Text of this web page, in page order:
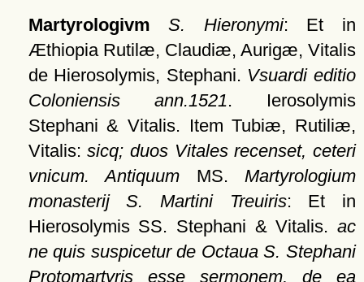
Martyrologivm S. Hieronymi: Et in
Æthiopia Rutilæ, Claudiæ, Aurigæ, Vitalis
de Hierosolymis, Stephani. Vsuardi editio
Coloniensis ann.1521. Ierosolymis
Stephani & Vitalis. Item Tubiæ, Rutiliæ,
Vitalis:sicq; duos Vitales recenset, ceteri
vnicum. Antiquum MS.Martyrologium
monasterij S. Martini Treuiris: Et in
Hierosolymis SS. Stephani & Vitalis. ac
ne quis suspicetur de Octaua S. Stephani
Protomartyris esse sermonem, de ea